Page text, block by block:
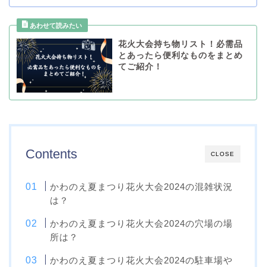
花火大会持ち物リスト！必需品
とあったら便利なものをまとめ
てご紹介！
CLOSE
Contents
かわのえ夏まつり花火大会2024の混雑状況
は？
かわのえ夏まつり花火大会2024の穴場の場
所は？
かわのえ夏まつり花火大会2024の駐車場や